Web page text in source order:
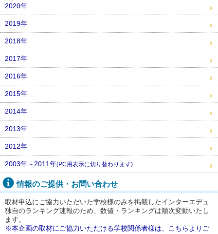
2020年
2019年
2018年
2017年
2016年
2015年
2014年
2013年
2012年
2003年～2011年(PC用表示に切り替わります)
情報のご提供・お問い合わせ
取材申込にご協力いただいた学校様のみを掲載したインターエデュ
独自のランキング速報のため、数値・ランキングは順次変動いたし
ます。
※本企画の取材にご協力いただける学校関係者様は、こちらよりご